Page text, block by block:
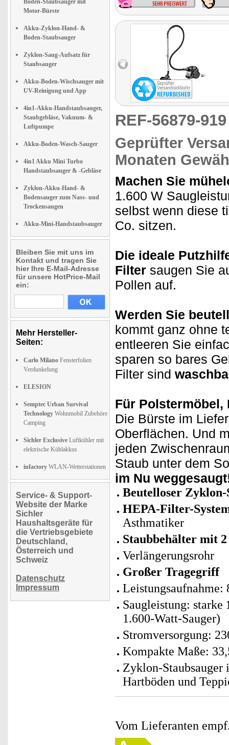
Boden-Staubsauger mit
Motor-Bürste
Akku-Zyklon-Hand- &
Boden-Staubsauger
Zyklon-Saug-Aufsatz für
Staubsauger
Akku-Boden-Wischsauger mit
UV-Reinigung und App
4in1-Akku-Handstaubsauger,
Staubgebläse, Vakuum- &
Luftpumpe
Akku-Boden-Wasch-Sauger
4in1 Akku Mini Turbo
Handstaubsauger & -Gebläse
Zyklon-Akku-Hand- &
Bodensauger zum Nass- und
Trockensaugen
Akku-Mini-Handstaubsauger
Bleiben Sie mit uns im
Kontakt und tragen Sie
hier Ihre E-Mail-Adresse
für unsere HotPrice-Mail
ein:
Mehr Hersteller-
Seiten:
Carlo Milano Fensterfolien
Verdunkelung
ELESION
Semptec Urban Survival
Technology Wohnmobil Zubehöre
Camping
Sichler Exclusive Luftkühler mit
elektrische Kühlakkus
infactory WLAN-Wetterstationen
Service- & Support-
Website der Marke
Sichler
Haushaltsgeräte für
die Vertriebsgebiete
Deutschland,
Österreich und
Schweiz
Datenschutz
Impressum
REF-56879-
Geprüfter
Monaten
Machen Sie
1.600 W
selbst wenn diese
Co. sitzen.
Die ideale
Filter saugen Sie
Pollen auf.
Werden Sie
kommt ganz ohne
entleeren Sie
sparen so bares
Filter sind
Für Polstermöbel,
Die Bürste im
Oberflächen. Und
jeden
Staub unter dem
im Nu
Beutelloser Zyklon-
HEPA-Filter-
Asthmatiker
Staubbehälter mit
Verlängerungsrohr
Großer Tragegriff
Leistungsaufnahme:
Saugleistung: starke
1.600-Watt-Sauger)
Stromversorgung:
Kompakte Maße:
Zyklon-Staubsauger
Hartböden und
Vom Lieferanten